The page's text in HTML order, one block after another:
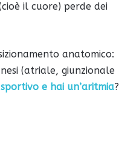
il cuore) perde dei
anatomico:
(atriale, giunzionale
sportivo e hai un’aritmia?